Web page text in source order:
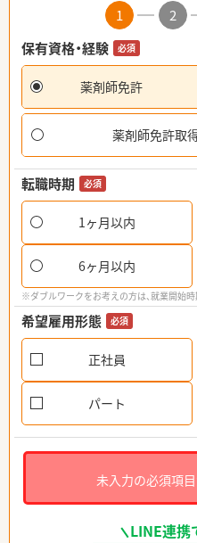
1 2
保有資格・経験
必須
薬剤師免許
薬剤師免許取
転職時期 必須
1ヶ月以内
6ヶ月以内
※ダブルワークをお考えの方は、就業開始
希望雇用形態 必須
正社員
パート
未入力の必須項
LINE連携